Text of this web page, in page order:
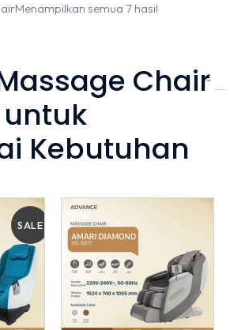
Menampilkan semua 7 hasil
Chair
Kebutuhan
SALE